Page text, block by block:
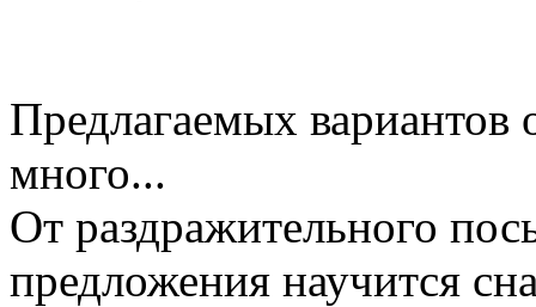
Предлагаемых вариантов
много...
От раздражительного
предложения научится